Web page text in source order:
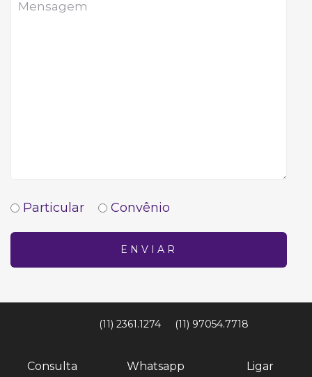
Particular Convênio
ENVIAR
(11) 2361.1274 (11) 97054.7718
Consulta
Whatsapp Ligar